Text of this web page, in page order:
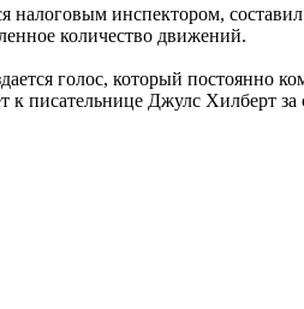
инспектором,
количество движений.
голос, который постоянно
к писательнице Джулс Хилберт за